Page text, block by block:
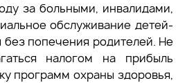
за больными, инвалидами,
обслуживание детей-
без попечения родителей. Не
налогом на прибыль
программ охраны здоровья,